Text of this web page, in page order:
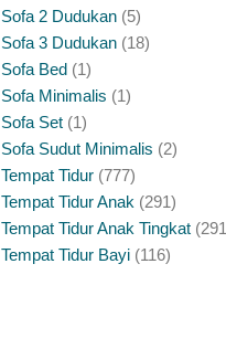
INSPIRASI
Meja Makan
Perlu
Posted by
Sofa 2 Dudukan 5
Sofa 3 Dudukan 18
Sofa Bed 1
Sofa Minimalis 1
Sofa Set 1
Sofa Sudut Minimalis 2
Tempat Tidur 777
Tempat Tidur Anak 291
Tempat Tidur Anak Tingkat 291
Tempat Tidur Bayi 116